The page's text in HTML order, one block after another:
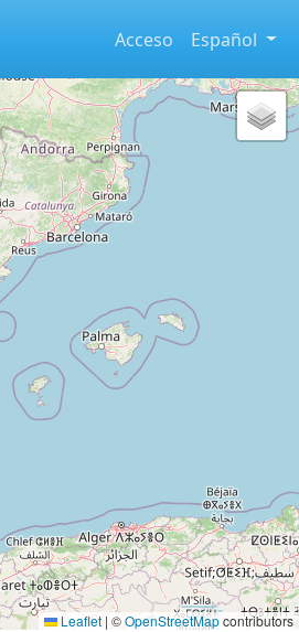
Acceso Español
Leaflet | ©OpenStreetMapcontributors